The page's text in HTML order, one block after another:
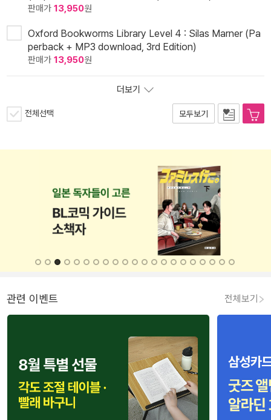
판매가 13,950원
Oxford Bookworms Library Level 4 : Silas Marner (Pa
perback + MP3 download, 3rd Edition)
판매가 13,950원
더보기
전체선택 모두보기
관련 이벤트 전체보기